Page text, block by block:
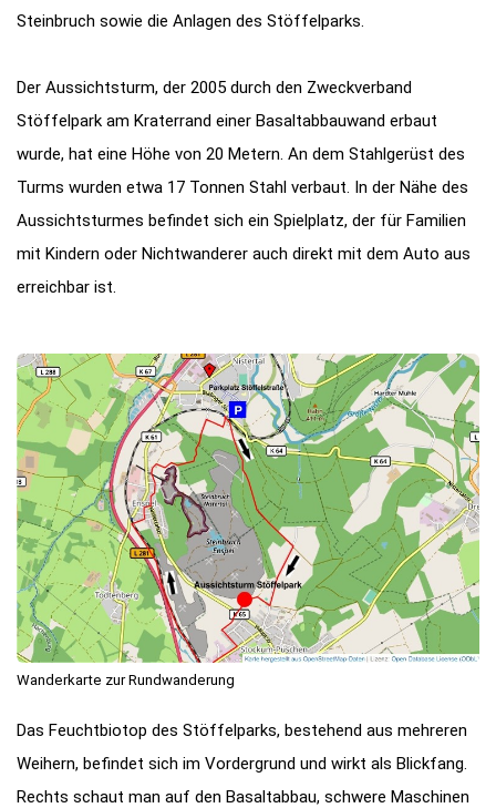
Steinbruch sowie die Anlagen des Stöffelparks.
Der Aussichtsturm, der 2005 durch den Zweckverband
Stöffelpark am Kraterrand einer Basaltabbauwand erbaut
wurde, hat eine Höhe von 20 Metern. An dem Stahlgerüst des
Turms wurden etwa 17 Tonnen Stahl verbaut. In der Nähe des
Aussichtsturmes befindet sich ein Spielplatz, der für Familien
mit Kindern oder Nichtwanderer auch direkt mit dem Auto aus
erreichbar ist.
Wanderkarte zur Rundwanderung
Das Feuchtbiotop des Stöffelparks, bestehend aus mehreren
Weihern, befindet sich im Vordergrund und wirkt als Blickfang.
Rechts schaut man auf den Basaltabbau, schwere Maschinen